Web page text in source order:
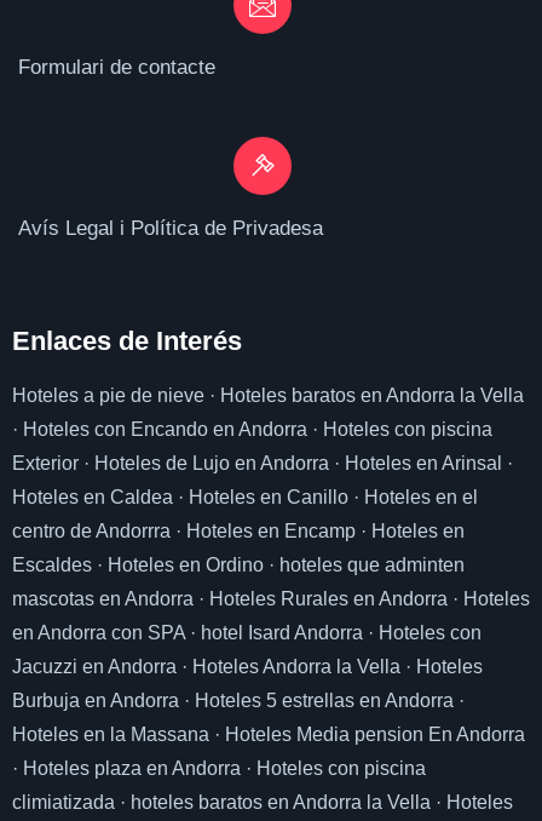
Formulari de contacte
Avís Legal i Política de Privadesa
Enlaces de Interés
Hoteles a pie de nieve · Hoteles baratos en Andorra la Vella
· Hoteles con Encando en Andorra · Hoteles con piscina
Exterior · Hoteles de Lujo en Andorra · Hoteles en Arinsal
·
Hoteles en Caldea · Hoteles en Canillo · Hoteles en el
centro de Andorrra · Hoteles en Encamp · Hoteles en
Escaldes · Hoteles en Ordino · hoteles que adminten
mascotas en Andorra · Hoteles Rurales en Andorra · Hoteles
en Andorra con SPA · hotel Isard Andorra · Hoteles con
Jacuzzi en Andorra · Hoteles Andorra la Vella · Hoteles
Burbuja en Andorra · Hoteles 5 estrellas en Andorra ·
Hoteles en la Massana · Hoteles Media pension En Andorra
· Hoteles plaza en Andorra · Hoteles con piscina
climiatizada · hoteles baratos en Andorra la Vella · Hoteles